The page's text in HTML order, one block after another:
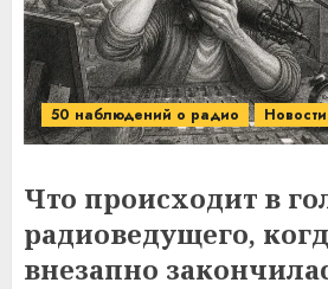
50 наблюдений о радио
Что происходит в
радиоведущего,
внезапно